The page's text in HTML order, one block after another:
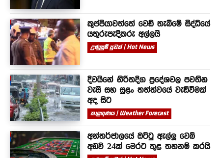
කුප්පියාවත්තේ වෙඩි තැබීමේ සිද්ධියේ
යතුරුපැදිකරු අල්ලයි
උණුසුම් පුවත් | Hot News
දිවයිනේ නිරිතදිග ප්‍රදේශවල පවතින
වැසි සහ සුළං තත්ත්වයේ වැඩිවීමක්
අද සිට
කාළගුණය | Weather Forecast
අන්තර්ජාලයේ ඔට්ටු ඇල්ලූ වෙබ්
අඩවි 24ක් මෙරට තුළ තහනම් කරයි